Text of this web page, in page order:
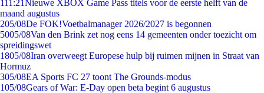
111:21Nieuwe XBOX Game Pass titels voor de eerste helft van de
maand augustus
205/08De FOK!Voetbalmanager 2026/2027 is begonnen
5005/08Van den Brink zet nog eens 14 gemeenten onder toezicht om
spreidingswet
1805/08Iran overweegt Europese hulp bij ruimen mijnen in Straat van
Hormuz
305/08EA Sports FC 27 toont The Grounds-modus
105/08Gears of War: E-Day open beta begint 6 augustus